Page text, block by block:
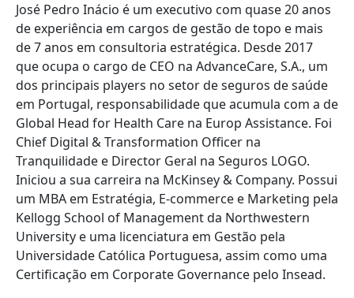
José Pedro Inácio é um executivo com quase 20 anos
de experiência em cargos de gestão de topo e mais
de 7 anos em consultoria estratégica. Desde 2017
que ocupa o cargo de CEO na AdvanceCare, S.A., um
dos principais players no setor de seguros de saúde
em Portugal, responsabilidade que acumula com a de
Global Head for Health Care na Europ Assistance. Foi
Chief Digital & Transformation Officer na
Tranquilidade e Director Geral na Seguros LOGO.
Iniciou a sua carreira na McKinsey & Company. Possui
um MBA em Estratégia, E-commerce e Marketing pela
Kellogg School of Management da Northwestern
University e uma licenciatura em Gestão pela
Universidade Católica Portuguesa, assim como uma
Certificação em Corporate Governance pelo Insead.